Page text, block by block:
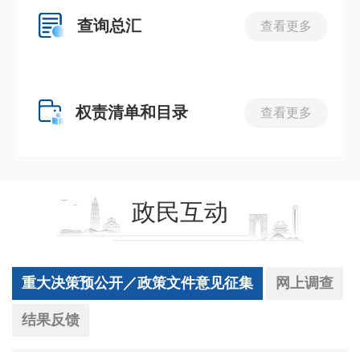
查询总汇 查看更多
权责清单和目录 查看更多
政民互动
重大决策预公开／政策文件意见征集 网上调查
结果反馈